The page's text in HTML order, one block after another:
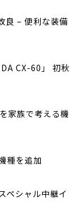
良 – 便利な装備
CX-60」 初秋
家族で考える機
種を追加
ペシャル中継イ